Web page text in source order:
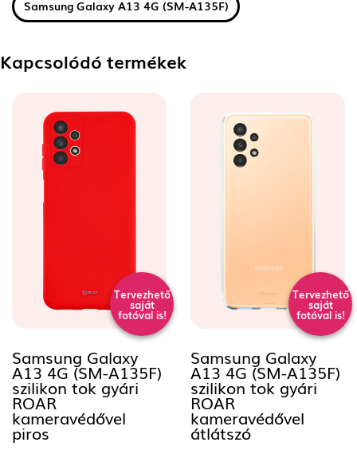
Samsung Galaxy A13 4G (SM-A135F)
Kapcsolódó termékek
Tervezhető
saját
fotóval is!
Samsung Galaxy
A13 4G (SM-A135F)
szilikon tok gyári
ROAR
kameravédővel
piros
Tervezhető
saját
fotóval is!
Samsung Galaxy
A13 4G (SM-A135F)
szilikon tok gyári
ROAR
kameravédővel
átlátszó